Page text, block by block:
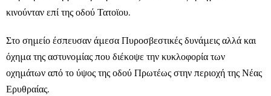
κινούνταν επί της οδού Τατοϊου.
Στο σημείο έσπευσαν άμεσα Πυροσβεστικές δυνάμεις αλλά και
όχημα της αστυνομίας που διέκοψε την κυκλοφορία των
οχημάτων από το ύψος της οδού Πρωτέως στην περιοχή της Νέας
Ερυθραίας.